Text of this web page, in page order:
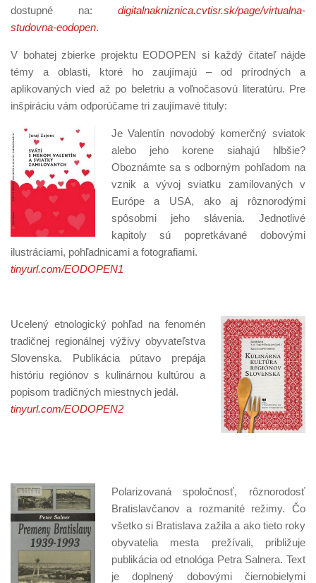
dostupné na: digitalnakniznica.cvtisr.sk/page/virtualna-
studovna-eodopen.
V bohatej zbierke projektu EODOPEN si každý čitateľ nájde
témy a oblasti, ktoré ho zaujímajú – od prírodných a
aplikovaných vied až po beletriu a voľnočasovú literatúru. Pre
inšpiráciu vám odporúčame tri zaujímavé tituly:
Je Valentín novodobý komerčný sviatok
alebo jeho korene siahajú hlbšie?
Oboznámte sa s odborným pohľadom na
vznik a vývoj sviatku zamilovaných v
Európe a USA, ako aj rôznorodými
spôsobmi jeho slávenia. Jednotlivé
kapitoly sú popretkávané dobovými
ilustráciami, pohľadnicami a fotografiami.
tinyurl.com/EODOPEN1
Ucelený etnologický pohľad na fenomén
tradičnej regionálnej výživy obyvateľstva
Slovenska. Publikácia pútavo prepája
históriu regiónov s kulinárnou kultúrou a
popisom tradičných miestnych jedál.
tinyurl.com/EODOPEN2
Polarizovaná spoločnosť, rôznorodosť
Bratislavčanov a rozmanité režimy. Čo
všetko si Bratislava zažila a ako tieto roky
obyvatelia mesta prežívali, približuje
publikácia od etnológa Petra Salnera. Text
je doplnený dobovými čiernobielymi